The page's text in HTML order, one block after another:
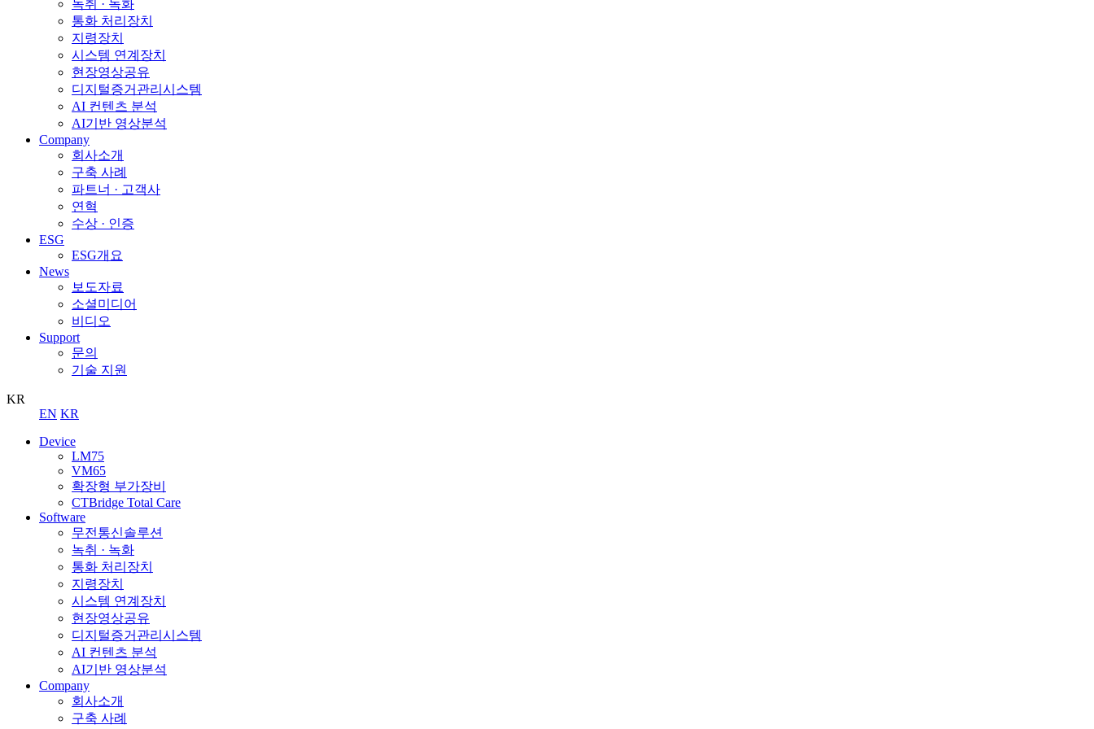
녹취 · 녹화
통화 처리장치
지령장치
시스템 연계장치
현장영상공유
디지털증거관리시스템
AI 컨텐츠 분석
AI기반 영상분석
Company
회사소개
구축 사례
파트너 · 고객사
연혁
수상 · 인증
ESG
ESG개요
News
보도자료
소셜미디어
비디오
Support
문의
기술 지원
KR
EN KR
Device
LM75
VM65
확장형 부가장비
CTBridge Total Care
Software
무전통신솔루션
녹취 · 녹화
통화 처리장치
지령장치
시스템 연계장치
현장영상공유
디지털증거관리시스템
AI 컨텐츠 분석
AI기반 영상분석
Company
회사소개
구축 사례